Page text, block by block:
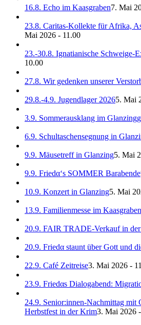
16.8. Echo im Kaasgraben7. Mai
23.8. Caritas-Kollekte für Afrika,
Mai 2026 - 11.00
23.-30.8. Ignatianische Schweige-
10.00
27.8. Wir gedenken unserer
29.8.-4.9. Jugendlager 20265. Mai
3.9. Sommerausklang im
6.9. Schultaschensegnung in
9.9. Mäusetreff in Glanzing5. Mai
9.9. Friedα‘s SOMMER Barabende
10.9. Konzert in Glanzing5. Mai
13.9. Familienmesse im Kaasgraben
20.9. FAIR TRADE-Verkauf in
20.9. Friedα staunt über Gott und
22.9. Café Zeitreise3. Mai 2026 -
23.9. Friedαs Dialogabend:
24.9. Senior:innen-Nachmittag mit
Herbstfest in der Krim3. Mai 2026